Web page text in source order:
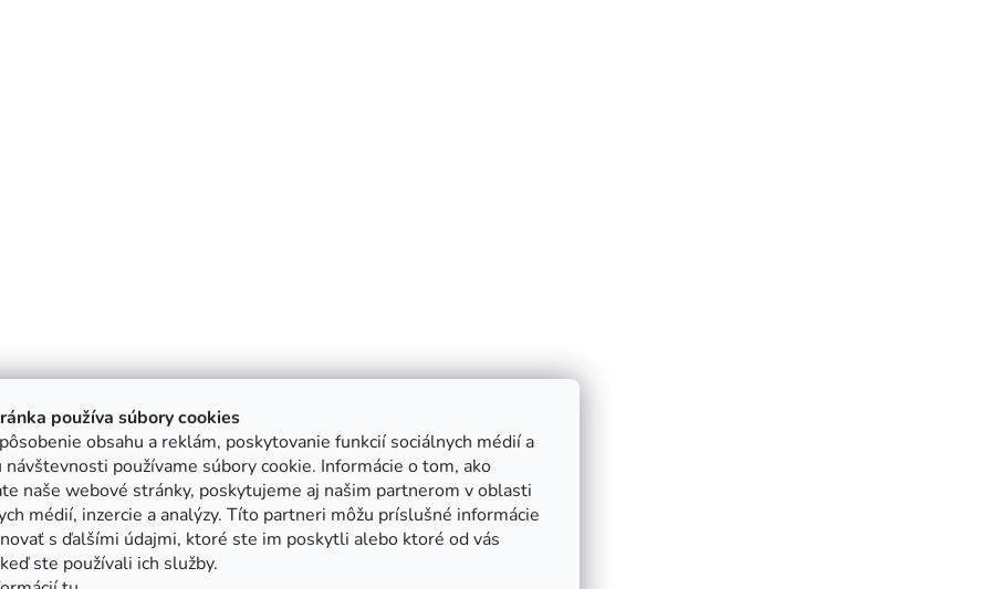
používa súbory cookies
obsahu a reklám, poskytovanie funkcií sociálnych médií a
návštevnosti používame súbory cookie. Informácie o tom, ako
naše webové stránky, poskytujeme aj našim partnerom v oblasti
médií, inzercie a analýzy. Títo partneri môžu príslušné informácie
s ďalšími údajmi, ktoré ste im poskytli alebo ktoré od vás
ste používali ich služby.